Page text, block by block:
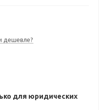
дешевле?
для юридических